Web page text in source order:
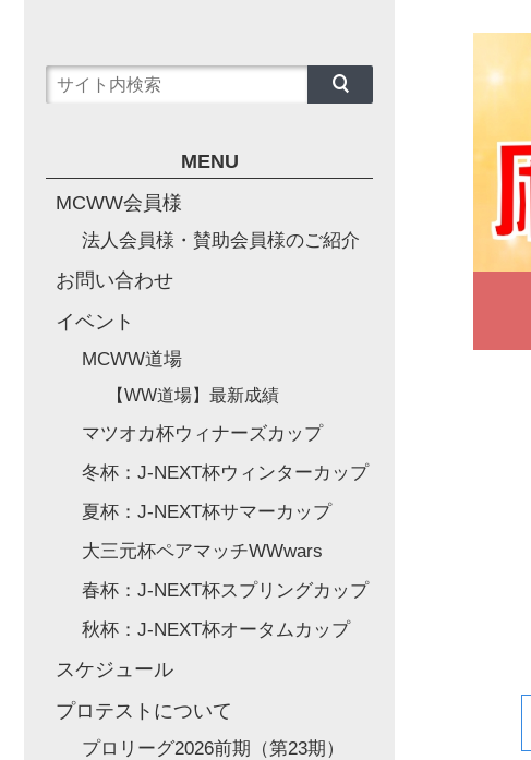
MENU
MCWW会員様
法人会員様・賛助会員様のご紹介
お問い合わせ
イベント
MCWW道場
【WW道場】最新成績
マツオカ杯ウィナーズカップ
冬杯：J-NEXT杯ウィンターカップ
夏杯：J-NEXT杯サマーカップ
大三元杯ペアマッチWWwars
春杯：J-NEXT杯スプリングカップ
秋杯：J-NEXT杯オータムカップ
スケジュール
プロテストについて
プロリーグ2026前期（第23期）